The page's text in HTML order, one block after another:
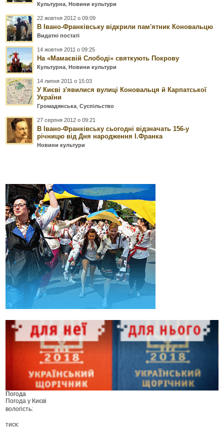
Культурна ,Новини культури
22 жовтня 2012 о 09:09
В Івано-Франківську відкрили пам'ятник Коновальцю
Видатні постаті
14 жовтня 2011 о 09:25
На «Мамаєвій Слободі» святкують Покрову
Культурна ,Новини культури
14 липня 2011 о 15:03
У Києві з'явилися вулиці Коновальця й Карпатської
України
Громадянська ,Суспільство
27 серпня 2012 о 09:21
В Івано-Франківську сьогодні відзначать 156-у
річницю від Дня народження І.Франка
Новини культури
Погода
Погода у Києві
вологість:
тиск: